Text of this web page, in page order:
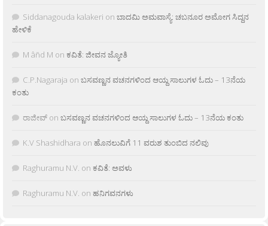
Siddanagouda kalakeri on ಬಾದಮಿ ಅಮವಾಸ್ಯೆ: ಚಬನೂರ ಅಮೋಗ ಸಿದ್ದನ
ಹೇಳಿಕೆ
M âñd M on ಕವಿತೆ: ಜೀವನ ಜ್ಯೋತಿ
C.P.Nagaraja on ಬಸವಣ್ಣನ ವಚನಗಳಿಂದ ಆಯ್ದ ಸಾಲುಗಳ ಓದು – 13ನೆಯ
ಕಂತು
ರಾಜೀವ್ on ಬಸವಣ್ಣನ ವಚನಗಳಿಂದ ಆಯ್ದ ಸಾಲುಗಳ ಓದು – 13ನೆಯ ಕಂತು
K.V Shashidhara on ಹೊನಲುವಿಗೆ 11 ವರುಶ ತುಂಬಿದ ನಲಿವು
Raghuramu N.V. on ಕವಿತೆ: ಅವಳು
Raghuramu N.V. on ಹನಿಗವನಗಳು